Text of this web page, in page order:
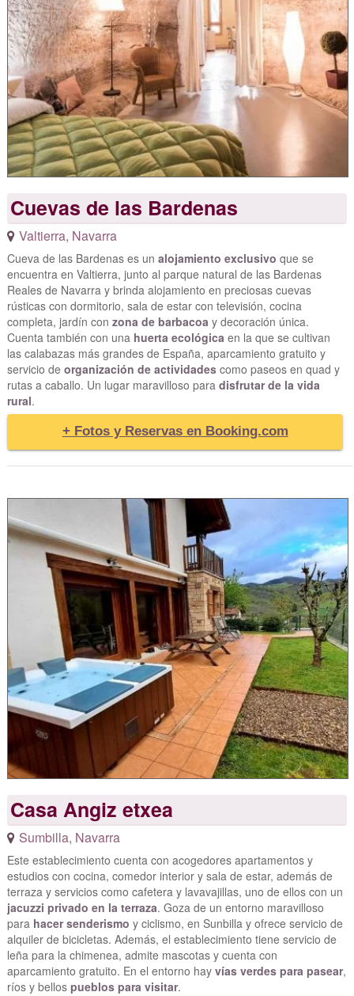
Cuevas de las Bardenas
Valtierra, Navarra
Cueva de las Bardenas es un alojamiento exclusivo que se
encuentra en Valtierra, junto al parque natural de las Bardenas
Reales de Navarra y brinda alojamiento en preciosas cuevas
rústicas con dormitorio, sala de estar con televisión, cocina
completa, jardín con zona de barbacoa y decoración única.
Cuenta también con una huerta ecológica en la que se cultivan
las calabazas más grandes de España, aparcamiento gratuito y
servicio de organización de actividadescomo paseos en quad y
rutas a caballo. Un lugar maravilloso para disfrutar de la vida
rural.
+ Fotos y Reservas en Booking.com
Casa Angiz etxea
Sumbilla, Navarra
Este establecimiento cuenta con acogedores apartamentos y
estudios con cocina, comedor interior y sala de estar, además de
terraza y servicios como cafetera y lavavajillas, uno de ellos con un
jacuzzi privado en la terraza. Goza de un entorno maravilloso
para hacer senderismo y ciclismo, en Sunbilla y ofrece servicio de
alquiler de bicicletas. Además, el establecimiento tiene servicio de
leña para la chimenea, admite mascotas y cuenta con
aparcamiento gratuito. En el entorno hay vías verdes para pasear,
ríos y bellos pueblos para visitar.